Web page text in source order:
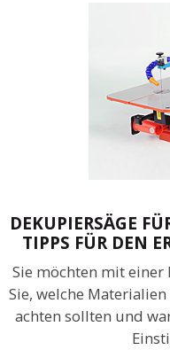
DEKUPIERSÄGE
TIPPS FÜR DEN
Sie möchten mit einer
Sie, welche
achten sollten und